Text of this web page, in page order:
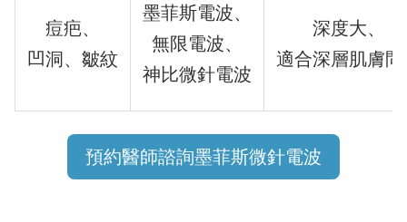
痘疤、
凹洞、皺紋
墨菲斯電波、
無限電波、
神比微針電波
深度大、
適合深層肌膚
預約醫師諮詢墨菲斯微針電波